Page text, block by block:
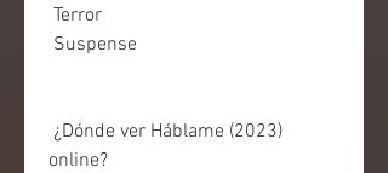
Terror
Suspense
online?